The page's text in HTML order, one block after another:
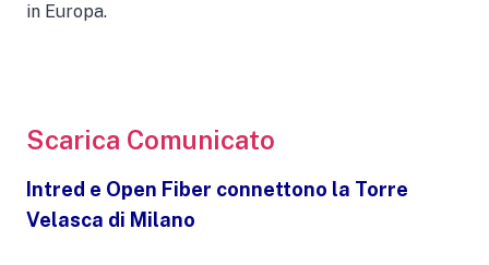
in Europa.
Scarica Comunicato
Intred e Open Fiber connettono la Torre
Velasca di Milano